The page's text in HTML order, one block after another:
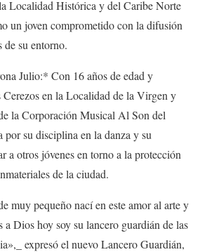
Localidad Histórica y del Caribe Norte
un joven comprometido con la difusión
de su entorno.
Julio:* Con 16 años de edad y
en la Localidad de la Virgen y
la Corporación Musical Al Son del
por su disciplina en la danza y su
a otros jóvenes en torno a la protección
de la ciudad.
muy pequeño nací en este amor al arte y
Dios hoy soy su lancero guardián de las
expresó el nuevo Lancero Guardián,